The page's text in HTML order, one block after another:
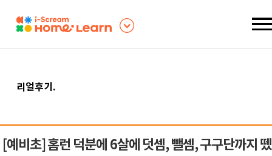
리얼후기 .
[예비초] 홈런 덕분에 6살에 덧셈, 뺄셈, 구구단까지